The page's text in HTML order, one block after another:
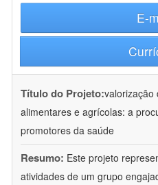
E-
Título do Projeto:valorização
alimentares e agrícolas: a
promotores da saúde
Resumo: Este projeto
atividades de um grupo